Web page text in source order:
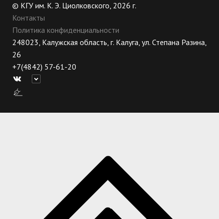
© КГУ им. К. Э. Циолковского, 2026 г.
Контакты
Политика конфиденциальности
248023, Калужская область, г. Калуга, ул. Степана Разина,
26
+7(4842) 57-61-20